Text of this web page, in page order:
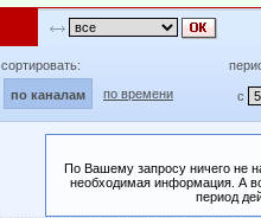
сортировать:
по каналам по времени с
По Вашему запросу ничего не
необходимая информация. А
период